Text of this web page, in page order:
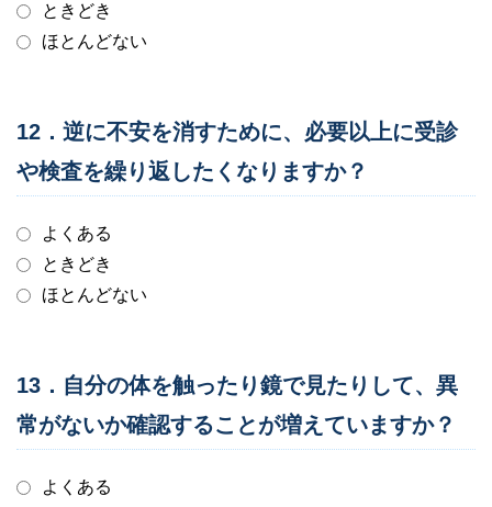
ときどき
ほとんどない
12．逆に不安を消すために、必要以上に受診
や検査を繰り返したくなりますか？
よくある
ときどき
ほとんどない
13．自分の体を触ったり鏡で見たりして、異
常がないか確認することが増えていますか？
よくある